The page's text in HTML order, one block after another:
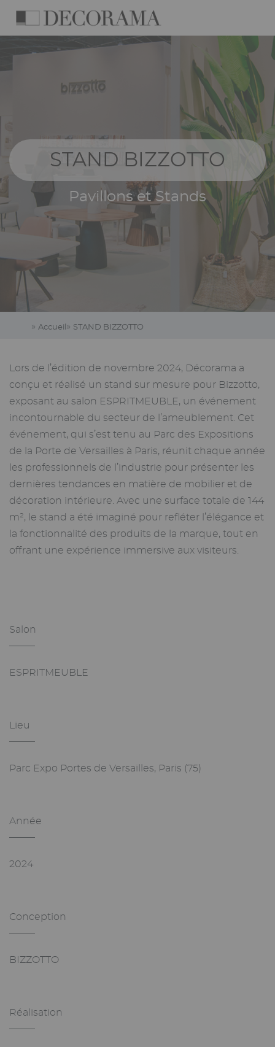
Aller
contenu
principal
principale
STAND BIZZOTTO
Pavillons et Stands
Accueil STAND BIZZOTTO
Lors de l’édition de novembre 2024, Décorama a
conçu et réalisé un stand sur mesure pour Bizzotto,
exposant au salon ESPRITMEUBLE, un événement
incontournable du secteur de l’ameublement. Cet
événement, qui s’est tenu au Parc des Expositions
de la Porte de Versailles à Paris, réunit chaque année
les professionnels de l’industrie pour présenter les
dernières tendances en matière de mobilier et de
décoration intérieure. Avec une surface totale de 144
m², le stand a été imaginé pour refléter l’élégance et
la fonctionnalité des produits de la marque, tout en
offrant une expérience immersive aux visiteurs.
Salon
ESPRITMEUBLE
Lieu
Parc Expo Portes de Versailles, Paris (75)
Année
2024
Conception
BIZZOTTO
Réalisation
Panneau de gestion des cookies